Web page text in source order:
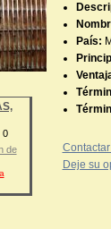
0
de
País:
Deje su